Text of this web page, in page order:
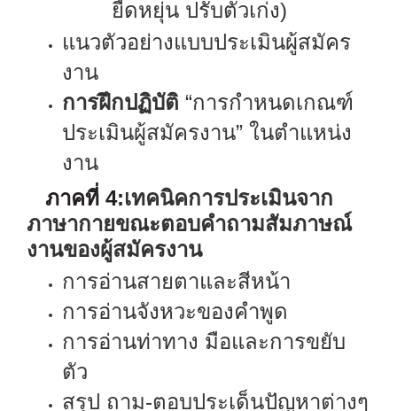
ยืดหยุ่น ปรับตัวเก่ง)
แนวตัวอย่างแบบประเมินผู้สมัคร
งาน
การฝึกปฏิบัติ “การกำหนดเกณฑ์
ประเมินผู้สมัครงาน” ในตำแหน่ง
งาน
ภาคที่ 4:เทคนิคการประเมินจาก
ภาษากายขณะตอบคำถามสัมภาษณ์
งานของผู้สมัครงาน
การอ่านสายตาและสีหน้า
การอ่านจังหวะของคำพูด
การอ่านท่าทาง มือและการขยับ
ตัว
สรุป ถาม-ตอบประเด็นปัญหาต่างๆ